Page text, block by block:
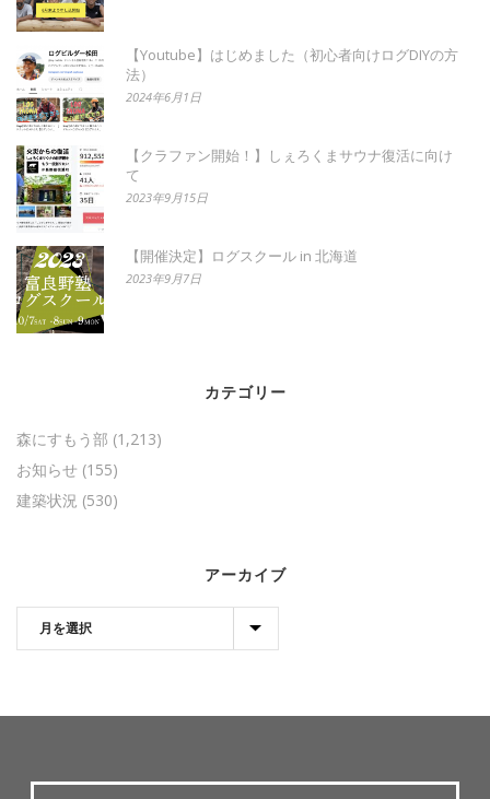
【Youtube】はじめました（初心者向けログDIYの方
法）
2024年6月1日
【クラファン開始！】しぇろくまサウナ復活に向け
て
2023年9月15日
【開催決定】ログスクール in 北海道
2023年9月7日
カテゴリー
森にすもう部 (1,213)
お知らせ (155)
建築状況 (530)
アーカイブ